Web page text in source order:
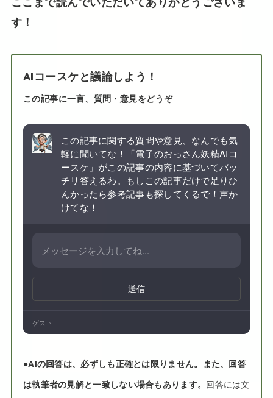
す！
AIコースケと議論しよう！
この記事に一言、質問・意見をどうぞ
この記事に関する質問や意見、なんでも気
軽に聞いてな！「電子のおっさん妖精AIコ
ースケ」がこの記事の内容に基づいてバッ
チリ答えるわ。もしこの記事だけで足りひ
んかったら参考記事も探してくるで！声か
けてな！
送信
ゲスト
●AIの回答は、必ずしも正確とは限りません。また、回答
は執筆者の見解と一致しない場合もあります。 回答には文